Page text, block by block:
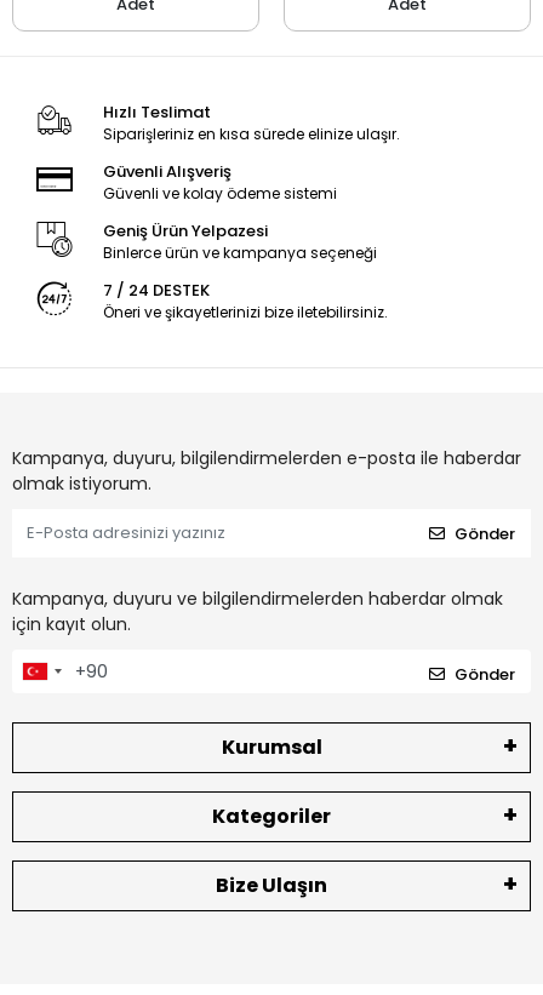
Adet
Adet
Hızlı Teslimat
Siparişleriniz en kısa sürede elinize ulaşır.
Güvenli Alışveriş
Güvenli ve kolay ödeme sistemi
Geniş Ürün Yelpazesi
Binlerce ürün ve kampanya seçeneği
7 / 24 DESTEK
Öneri ve şikayetlerinizi bize iletebilirsiniz.
Kampanya, duyuru, bilgilendirmelerden e-posta ile haberdar
olmak istiyorum.
Gönder
Kampanya, duyuru ve bilgilendirmelerden haberdar olmak
için kayıt olun.
Gönder
Kurumsal
Kategoriler
Bize Ulaşın